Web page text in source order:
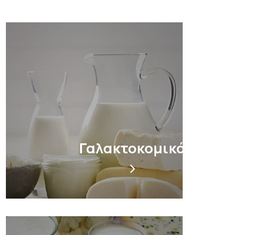
Γαλακτοκομικά